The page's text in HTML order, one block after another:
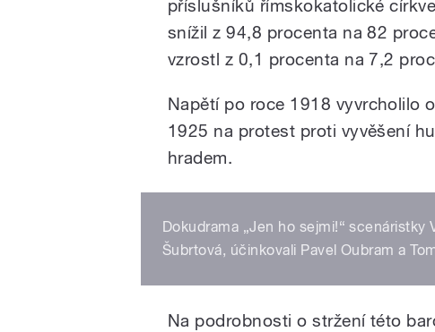
příslušníků římskokatolické
snížil z 94,8 procenta na 82
vzrostl z 0,1 procenta na 7,2
Napětí po roce 1918 vyvrcholilo
1925 na protest proti vyvěšení
hradem.
Dokudrama „Jen ho sejmi!“ scenáristky
Šubrtová, účinkovali Pavel Oubram a
Na podrobnosti o stržení této